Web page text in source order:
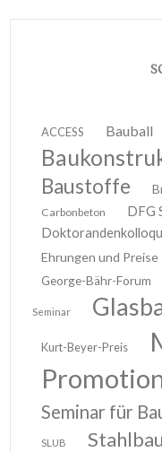
ACCESS Bauball
Baustoffe
Carbonbeton
DFG
Ehrungen und Preise
George-Bähr-Forum
Seminar
Kurt-Beyer-Preis
Seminar für
SLUB Stahlbau